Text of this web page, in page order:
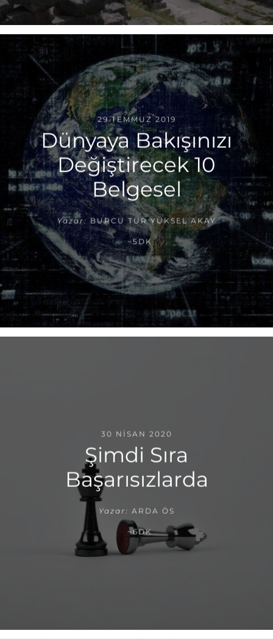
29 TEMMUZ 2019
Dünyaya Bakışınızı
Değiştirecek 10
Belgesel
Yazar: BURCU TUR YÜKSEL AKAY
~5DK
30 NISAN 2020
Şimdi Sıra
Başarısızlarda
Yazar: ARDA ÖS
~6DK